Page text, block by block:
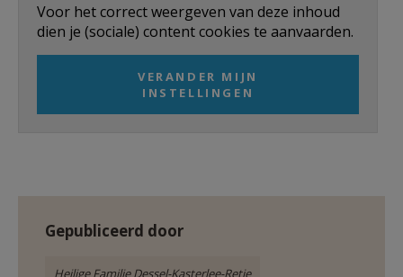
Voor het correct weergeven van deze inhoud
dien je (sociale) content cookies te aanvaarden.
VERANDER MIJN
INSTELLINGEN
Gepubliceerd door
Heilige Familie Dessel-Kasterlee-Retie